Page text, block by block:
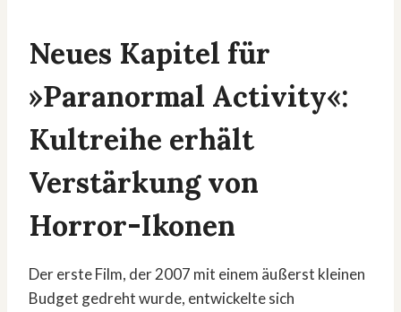
Neues Kapitel für
»Paranormal Activity«:
Kultreihe erhält
Verstärkung von
Horror-Ikonen
Der erste Film, der 2007 mit einem äußerst kleinen
Budget gedreht wurde, entwickelte sich